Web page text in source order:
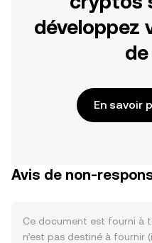
développez
En savoir
Avis de non-
Ce document est fourni à
n’est pas destiné à fournir